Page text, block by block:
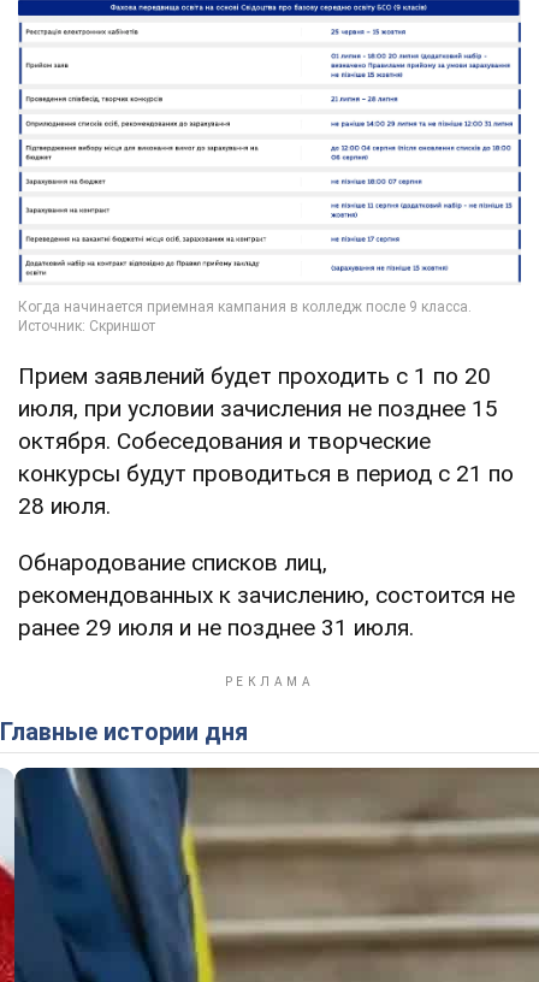
Прием заявлений будет проходить с 1 по 20
июля, при условии зачисления не позднее 15
октября. Собеседования и творческие
конкурсы будут проводиться в период с 21 по
28 июля.
Обнародование списков лиц,
рекомендованных к зачислению, состоится не
ранее 29 июля и не позднее 31 июля.
Главные истории дня